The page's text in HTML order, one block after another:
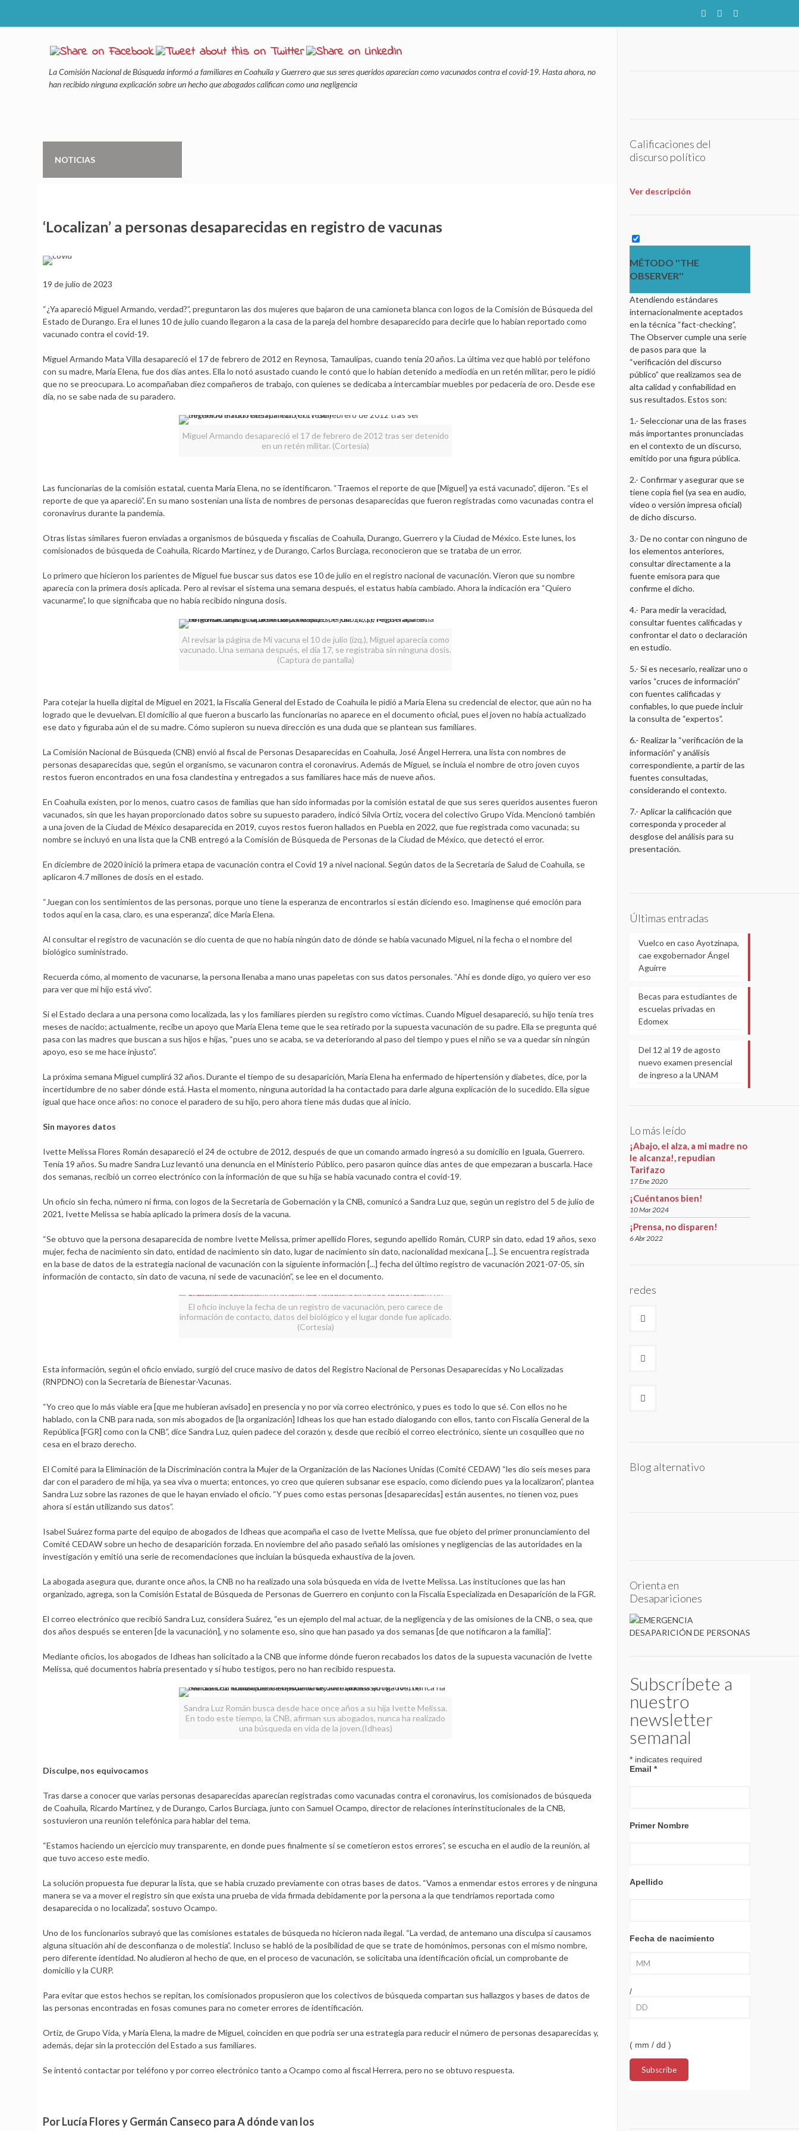
La Comisión Nacional de Búsqueda informó a familiares en Coahuila y Guerrero que sus seres queridos aparecían como vacunados contra el covid-19. Hasta ahora, no
han recibido ninguna explicación sobre un hecho que abogados califican como una negligencia
NOTICIAS
‘Localizan’ a personas desaparecidas en registro de vacunas
19 de julio de 2023
“¿Ya apareció Miguel Armando, verdad?”, preguntaron las dos mujeres que bajaron de una camioneta blanca con logos de la Comisión de Búsqueda del
Estado de Durango. Era el lunes 10 de julio cuando llegaron a la casa de la pareja del hombre desaparecido para decirle que lo habían reportado como
vacunado contra el covid-19.
Miguel Armando Mata Villa desapareció el 17 de febrero de 2012 en Reynosa, Tamaulipas, cuando tenía 20 años. La última vez que habló por teléfono
con su madre, María Elena, fue dos días antes. Ella lo notó asustado cuando le contó que lo habían detenido a mediodía en un retén militar, pero le pidió
que no se preocupara. Lo acompañaban diez compañeros de trabajo, con quienes se dedicaba a intercambiar muebles por pedacería de oro. Desde ese
día, no se sabe nada de su paradero.
Miguel Armando desapareció el 17 de febrero de 2012 tras ser detenido
en un retén militar. (Cortesía)
Las funcionarias de la comisión estatal, cuenta María Elena, no se identificaron. “Traemos el reporte de que [Miguel] ya está vacunado”, dijeron. “Es el
reporte de que ya apareció”. En su mano sostenían una lista de nombres de personas desaparecidas que fueron registradas como vacunadas contra el
coronavirus durante la pandemia.
Otras listas similares fueron enviadas a organismos de búsqueda y fiscalías de Coahuila, Durango, Guerrero y la Ciudad de México. Este lunes, los
comisionados de búsqueda de Coahuila, Ricardo Martínez, y de Durango, Carlos Burciaga, reconocieron que se trataba de un error.
Lo primero que hicieron los parientes de Miguel fue buscar sus datos ese 10 de julio en el registro nacional de vacunación. Vieron que su nombre
aparecía con la primera dosis aplicada. Pero al revisar el sistema una semana después, el estatus había cambiado. Ahora la indicación era “Quiero
vacunarme”, lo que significaba que no había recibido ninguna dosis.
Al revisar la página de Mi vacuna el 10 de julio (izq.), Miguel aparecía como
vacunado. Una semana después, el día 17, se registraba sin ninguna dosis.
(Captura de pantalla)
Para cotejar la huella digital de Miguel en 2021, la Fiscalía General del Estado de Coahuila le pidió a María Elena su credencial de elector, que aún no ha
logrado que le devuelvan. El domicilio al que fueron a buscarlo las funcionarias no aparece en el documento oficial, pues el joven no había actualizado
ese dato y figuraba aún el de su madre. Cómo supieron su nueva dirección es una duda que se plantean sus familiares.
La Comisión Nacional de Búsqueda (CNB) envió al fiscal de Personas Desaparecidas en Coahuila, José Ángel Herrera, una lista con nombres de
personas desaparecidas que, según el organismo, se vacunaron contra el coronavirus. Además de Miguel, se incluía el nombre de otro joven cuyos
restos fueron encontrados en una fosa clandestina y entregados a sus familiares hace más de nueve años.
En Coahuila existen, por lo menos, cuatro casos de familias que han sido informadas por la comisión estatal de que sus seres queridos ausentes fueron
vacunados, sin que les hayan proporcionado datos sobre su supuesto paradero, indicó Silvia Ortiz, vocera del colectivo Grupo Vida. Mencionó también
a una joven de la Ciudad de México desaparecida en 2019, cuyos restos fueron hallados en Puebla en 2022, que fue registrada como vacunada; su
nombre se incluyó en una lista que la CNB entregó a la Comisión de Búsqueda de Personas de la Ciudad de México, que detectó el error.
En diciembre de 2020 inició la primera etapa de vacunación contra el Covid 19 a nivel nacional. Según datos de la Secretaría de Salud de Coahuila, se
aplicaron 4.7 millones de dosis en el estado.
“Juegan con los sentimientos de las personas, porque uno tiene la esperanza de encontrarlos si están diciendo eso. Imagínense qué emoción para
todos aquí en la casa, claro, es una esperanza”, dice María Elena.
Al consultar el registro de vacunación se dio cuenta de que no había ningún dato de dónde se había vacunado Miguel, ni la fecha o el nombre del
biológico suministrado.
Recuerda cómo, al momento de vacunarse, la persona llenaba a mano unas papeletas con sus datos personales. “Ahí es donde digo, yo quiero ver eso
para ver que mi hijo está vivo”.
Si el Estado declara a una persona como localizada, las y los familiares pierden su registro como víctimas. Cuando Miguel desapareció, su hijo tenía tres
meses de nacido; actualmente, recibe un apoyo que María Elena teme que le sea retirado por la supuesta vacunación de su padre. Ella se pregunta qué
pasa con las madres que buscan a sus hijos e hijas, “pues uno se acaba, se va deteriorando al paso del tiempo y pues el niño se va a quedar sin ningún
apoyo, eso se me hace injusto”.
La próxima semana Miguel cumplirá 32 años. Durante el tiempo de su desaparición, María Elena ha enfermado de hipertensión y diabetes, dice, por la
incertidumbre de no saber dónde está. Hasta el momento, ninguna autoridad la ha contactado para darle alguna explicación de lo sucedido. Ella sigue
igual que hace once años: no conoce el paradero de su hijo, pero ahora tiene más dudas que al inicio.
Sin mayores datos
Ivette Melissa Flores Román desapareció el 24 de octubre de 2012, después de que un comando armado ingresó a su domicilio en Iguala, Guerrero.
Tenía 19 años. Su madre Sandra Luz levantó una denuncia en el Ministerio Público, pero pasaron quince días antes de que empezaran a buscarla. Hace
dos semanas, recibió un correo electrónico con la información de que su hija se había vacunado contra el covid-19.
Un oficio sin fecha, número ni firma, con logos de la Secretaría de Gobernación y la CNB, comunicó a Sandra Luz que, según un registro del 5 de julio de
2021, Ivette Melissa se había aplicado la primera dosis de la vacuna.
“Se obtuvo que la persona desaparecida de nombre Ivette Melissa, primer apellido Flores, segundo apellido Román, CURP sin dato, edad 19 años, sexo
mujer, fecha de nacimiento sin dato, entidad de nacimiento sin dato, lugar de nacimiento sin dato, nacionalidad mexicana [...]. Se encuentra registrada
en la base de datos de la estrategia nacional de vacunación con la siguiente información [...] fecha del último registro de vacunación 2021-07-05, sin
información de contacto, sin dato de vacuna, ni sede de vacunación”, se lee en el documento.
El oficio incluye la fecha de un registro de vacunación, pero carece de
información de contacto, datos del biológico y el lugar donde fue aplicado.
(Cortesía)
Esta información, según el oficio enviado, surgió del cruce masivo de datos del Registro Nacional de Personas Desaparecidas y No Localizadas
(RNPDNO) con la Secretaría de Bienestar-Vacunas.
“Yo creo que lo más viable era [que me hubieran avisado] en presencia y no por vía correo electrónico, y pues es todo lo que sé. Con ellos no he
hablado, con la CNB para nada, son mis abogados de [la organización] Idheas los que han estado dialogando con ellos, tanto con Fiscalía General de la
República [FGR] como con la CNB”, dice Sandra Luz, quien padece del corazón y, desde que recibió el correo electrónico, siente un cosquilleo que no
cesa en el brazo derecho.
El Comité para la Eliminación de la Discriminación contra la Mujer de la Organización de las Naciones Unidas (Comité CEDAW) “les dio seis meses para
dar con el paradero de mi hija, ya sea viva o muerta; entonces, yo creo que quieren subsanar ese espacio, como diciendo pues ya la localizaron”, plantea
Sandra Luz sobre las razones de que le hayan enviado el oficio. “Y pues como estas personas [desaparecidas] están ausentes, no tienen voz, pues
ahora sí están utilizando sus datos”.
Isabel Suárez forma parte del equipo de abogados de Idheas que acompaña el caso de Ivette Melissa, que fue objeto del primer pronunciamiento del
Comité CEDAW sobre un hecho de desaparición forzada. En noviembre del año pasado señaló las omisiones y negligencias de las autoridades en la
investigación y emitió una serie de recomendaciones que incluían la búsqueda exhaustiva de la joven.
La abogada asegura que, durante once años, la CNB no ha realizado una sola búsqueda en vida de Ivette Melissa. Las instituciones que las han
organizado, agrega, son la Comisión Estatal de Búsqueda de Personas de Guerrero en conjunto con la Fiscalía Especializada en Desaparición de la FGR.
El correo electrónico que recibió Sandra Luz, considera Suárez, “es un ejemplo del mal actuar, de la negligencia y de las omisiones de la CNB, o sea, que
dos años después se enteren [de la vacunación], y no solamente eso, sino que han pasado ya dos semanas [de que notificaron a la familia]”.
Mediante oficios, los abogados de Idheas han solicitado a la CNB que informe dónde fueron recabados los datos de la supuesta vacunación de Ivette
Melissa, qué documentos habría presentado y si hubo testigos, pero no han recibido respuesta.
Sandra Luz Román busca desde hace once años a su hija Ivette Melissa.
En todo este tiempo, la CNB, afirman sus abogados, nunca ha realizado
una búsqueda en vida de la joven.(Idheas)
Disculpe, nos equivocamos
Tras darse a conocer que varias personas desaparecidas aparecían registradas como vacunadas contra el coronavirus, los comisionados de búsqueda
de Coahuila, Ricardo Martínez, y de Durango, Carlos Burciaga, junto con Samuel Ocampo, director de relaciones interinstitucionales de la CNB,
sostuvieron una reunión telefónica para hablar del tema.
“Estamos haciendo un ejercicio muy transparente, en donde pues finalmente sí se cometieron estos errores”, se escucha en el audio de la reunión, al
que tuvo acceso este medio.
La solución propuesta fue depurar la lista, que se había cruzado previamente con otras bases de datos. “Vamos a enmendar estos errores y de ninguna
manera se va a mover el registro sin que exista una prueba de vida firmada debidamente por la persona a la que tendríamos reportada como
desaparecida o no localizada”, sostuvo Ocampo.
Uno de los funcionarios subrayó que las comisiones estatales de búsqueda no hicieron nada ilegal. “La verdad, de antemano una disculpa si causamos
alguna situación ahí de desconfianza o de molestia”. Incluso se habló de la posibilidad de que se trate de homónimos, personas con el mismo nombre,
pero diferente identidad. No aludieron al hecho de que, en el proceso de vacunación, se solicitaba una identificación oficial, un comprobante de
domicilio y la CURP.
Para evitar que estos hechos se repitan, los comisionados propusieron que los colectivos de búsqueda compartan sus hallazgos y bases de datos de
las personas encontradas en fosas comunes para no cometer errores de identificación.
Ortiz, de Grupo Vida, y María Elena, la madre de Miguel, coinciden en que podría ser una estrategia para reducir el número de personas desaparecidas y,
además, dejar sin la protección del Estado a sus familiares.
Se intentó contactar por teléfono y por correo electrónico tanto a Ocampo como al fiscal Herrera, pero no se obtuvo respuesta.
Por Lucía Flores y Germán Canseco para A dónde van los
Calificaciones del
discurso político
Ver descripción
MÉTODO ''THE
OBSERVER''
Atendiendo estándares
internacionalmente aceptados
en la técnica “fact-checking”,
The Observer cumple una serie
de pasos para que la
“verificación del discurso
público” que realizamos sea de
alta calidad y confiabilidad en
sus resultados. Estos son:
1.- Seleccionar una de las frases
más importantes pronunciadas
en el contexto de un discurso,
emitido por una figura pública.
2.- Confirmar y asegurar que se
tiene copia fiel (ya sea en audio,
video o versión impresa oficial)
de dicho discurso.
3.- De no contar con ninguno de
los elementos anteriores,
consultar directamente a la
fuente emisora para que
confirme el dicho.
4.- Para medir la veracidad,
consultar fuentes calificadas y
confrontar el dato o declaración
en estudio.
5.- Si es necesario, realizar uno o
varios “cruces de información”
con fuentes calificadas y
confiables, lo que puede incluir
la consulta de “expertos”.
6.- Realizar la “verificación de la
información” y análisis
correspondiente, a partir de las
fuentes consultadas,
considerando el contexto.
7.- Aplicar la calificación que
corresponda y proceder al
desglose del análisis para su
presentación.
Últimas entradas
Vuelco en caso Ayotzinapa,
cae exgobernador Ángel
Aguirre
Becas para estudiantes de
escuelas privadas en
Edomex
Del 12 al 19 de agosto
nuevo examen presencial
de ingreso a la UNAM
Lo más leído
¡Abajo, el alza, a mi madre no
le alcanza!, repudian
Tarifazo
17 Ene 2020
¡Cuéntanos bien!
10 Mar 2024
¡Prensa, no disparen!
6 Abr 2022
redes
Blog alternativo
Orienta en
Desapariciones
Subscríbete a
nuestro
newsletter
semanal
* indicates required
Email *
Primer Nombre
Apellido
Fecha de nacimiento
/
( mm / dd )